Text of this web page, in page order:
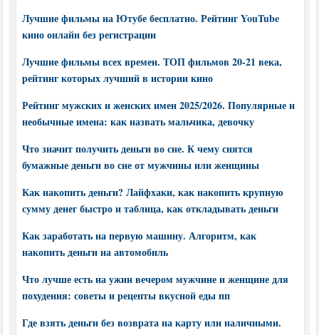
Лучшие фильмы на Ютубе бесплатно. Рейтинг YouTube
кино онлайн без регистрации
Лучшие фильмы всех времен. ТОП фильмов 20-21 века,
рейтинг которых лучший в истории кино
Рейтинг мужских и женских имен 2025/2026. Популярные и
необычные имена: как назвать мальчика, девочку
Что значит получить деньги во сне. К чему снятся
бумажные деньги во сне от мужчины или женщины
Как накопить деньги? Лайфхаки, как накопить крупную
сумму денег быстро и таблица, как откладывать деньги
Как заработать на первую машину. Алгоритм, как
накопить деньги на автомобиль
Что лучше есть на ужин вечером мужчине и женщине для
похудения: советы и рецепты вкусной еды пп
Где взять деньги без возврата на карту или наличными.